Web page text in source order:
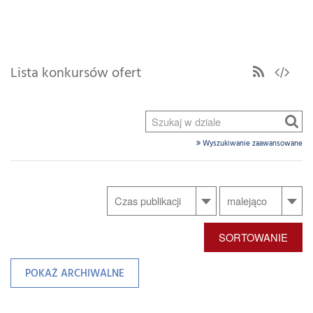
Lista konkursów ofert
Wyszukiwanie zaawansowane
SORTOWANIE
POKAŻ ARCHIWALNE